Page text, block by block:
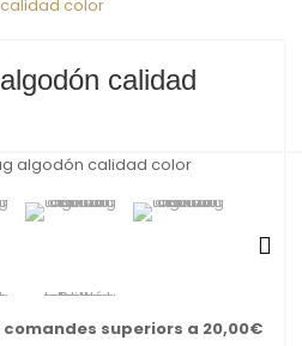
color
calidad
superiors a 20,00€